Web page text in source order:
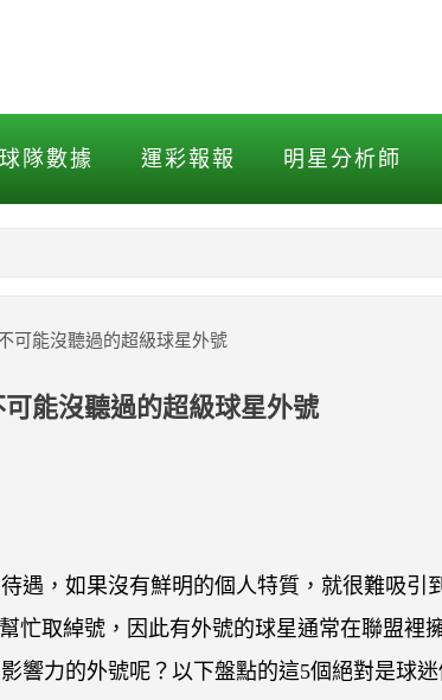
不可能沒聽過的超
球隊數據 運彩報報 明星分析師
可能沒聽過的超級球星外號
能沒聽過的超級球星外號
遇，如果沒有鮮明的個人特質，就很難吸引
忙取綽號，因此有外號的球星通常在聯盟裡
響力的外號呢？以下盤點的這5個絕對是球